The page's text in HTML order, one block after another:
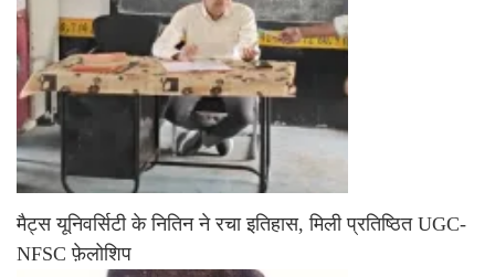
मैट्स यूनिवर्सिटी के नितिन ने रचा इतिहास, मिली प्रतिष्ठित UGC-
NFSC फ़ेलोशिप